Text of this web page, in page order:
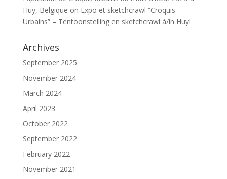
Huy, Belgique on Expo et sketchcrawl “Croquis
Urbains” – Tentoonstelling en sketchcrawl à/in Huy!
Archives
September 2025
November 2024
March 2024
April 2023
October 2022
September 2022
February 2022
November 2021